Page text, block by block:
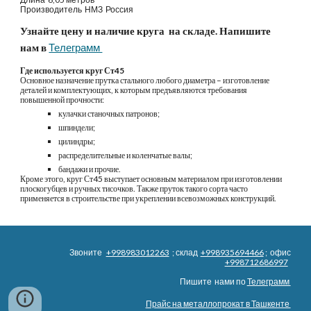
Производитель НМЗ  Россия
Узнайте цену и наличие круга  на складе. Напишите
нам в Телеграмм
Где используется круг Ст45
Основное назначение прутка стального любого диаметра – изготовление
деталей и комплектующих, к которым предъявляются требования
повышенной прочности:
кулачки станочных патронов;
шпиндели;
цилиндры;
распределительные и коленчатые валы;
бандажи и прочие.
Кроме этого, круг Ст45 выступает основным материалом при изготовлении
плоскогубцев и ручных тисочков. Также пруток такого сорта часто
применяется в строительстве при укреплении всевозможных конструкций.
Звоните +998983012263 ; склад +998935694466; офис
+998712686997
Пишите нами поТелеграмм
Прайс на металлопрокат в Ташкенте